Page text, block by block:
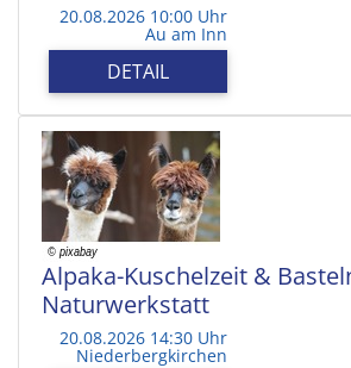
20.08.2026 10:00 Uhr
Au am Inn
DETAIL
Alpaka-Kuschelzeit &
Naturwerkstatt
20.08.2026 14:30 Uhr
Niederbergkirchen